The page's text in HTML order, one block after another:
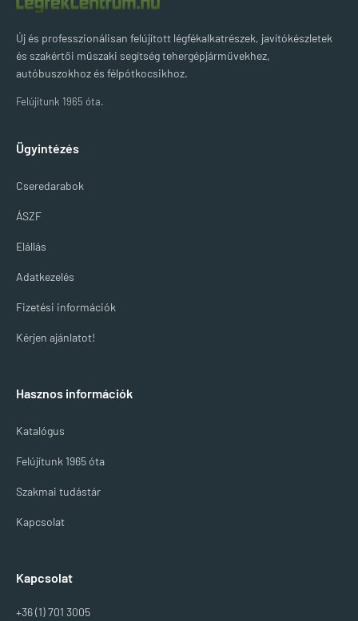
Új és professzionálisan felújított légfékalkatrészek, javítókészletek
és szakértői műszaki segítség tehergépjárművekhez,
autóbuszokhoz és félpótkocsikhoz.
Felújítunk 1965 óta.
Ügyintézés
Cseredarabok
ÁSZF
Elállás
Adatkezelés
Fizetési információk
Kérjen ajánlatot!
Hasznos információk
Katalógus
Felújítunk 1965 óta
Szakmai tudástár
Kapcsolat
Kapcsolat
+36 (1) 701 3005